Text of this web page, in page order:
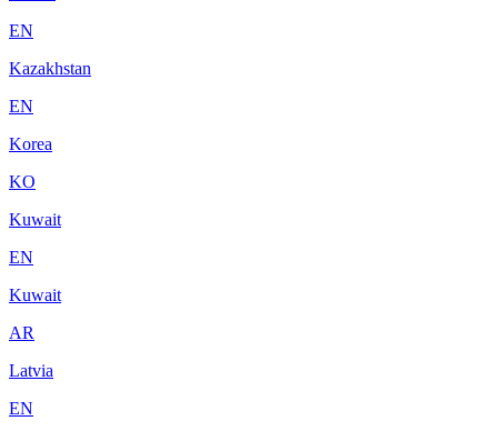
EN
Kazakhstan
EN
Korea
KO
Kuwait
EN
Kuwait
AR
Latvia
EN